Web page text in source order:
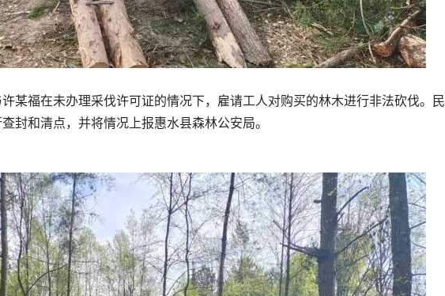
福在未办理采伐许可证的情况下，雇请工人对购买的林木进行非法砍伐。
封和清点，并将情况上报惠水县森林公安局。